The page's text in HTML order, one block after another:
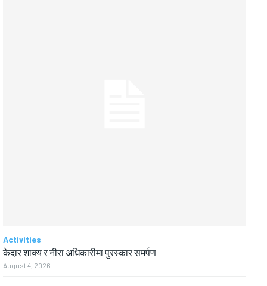
Activities
केदार शाक्य र नीरा अधिकारीमा पुरस्कार समर्पण
August 4, 2026